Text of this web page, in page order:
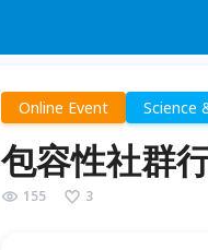
Online Event Science
包容性社群
155 3